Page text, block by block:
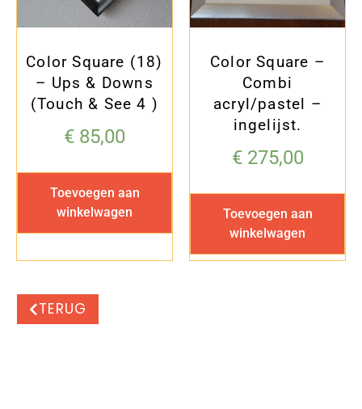
Color Square (18)
– Ups & Downs
(Touch & See 4 )
€ 85,00
Toevoegen aan
winkelwagen
Color Square –
Combi
acryl/pastel –
ingelijst.
€275,00
Toevoegen aan
winkelwagen
TERUG